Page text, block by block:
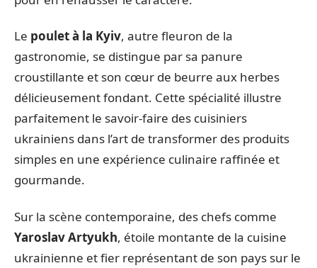
Le poulet à la Kyiv, autre fleuron de la
gastronomie, se distingue par sa panure
croustillante et son cœur de beurre aux herbes
délicieusement fondant. Cette spécialité illustre
parfaitement le savoir-faire des cuisiniers
ukrainiens dans l’art de transformer des produits
simples en une expérience culinaire raffinée et
gourmande.
Sur la scène contemporaine, des chefs comme
Yaroslav Artyukh, étoile montante de la cuisine
ukrainienne et fier représentant de son pays sur le